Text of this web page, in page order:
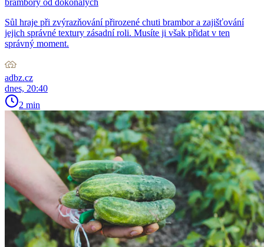
brambory od dokonalých
Sůl hraje při zvýrazňování přirozené chuti brambor a zajišťování
jejich správné textury zásadní roli. Musíte ji však přidat v ten
správný moment.
adbz.cz
dnes, 20:40
2 min